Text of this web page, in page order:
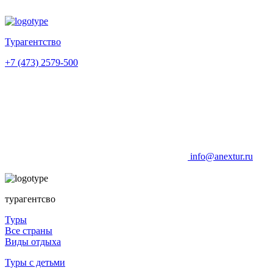
Турагентство
+7 (473) 2579-500
info@anextur.ru
турагентсво
Туры
Все страны
Виды отдыха
Туры с детьми